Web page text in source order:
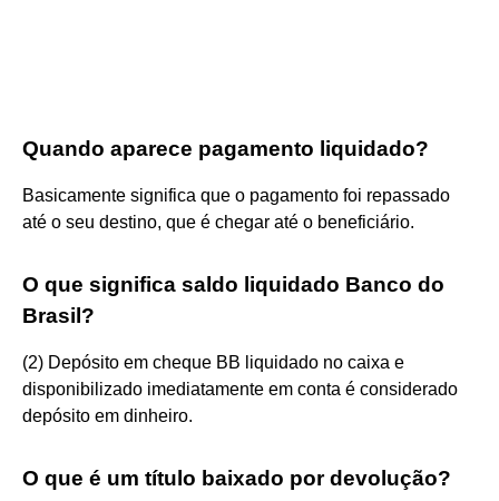
Quando aparece pagamento liquidado?
Basicamente significa que o pagamento foi repassado
até o seu destino, que é chegar até o beneficiário.
O que significa saldo liquidado Banco do
Brasil?
(2) Depósito em cheque BB liquidado no caixa e
disponibilizado imediatamente em conta é considerado
depósito em dinheiro.
O que é um título baixado por devolução?